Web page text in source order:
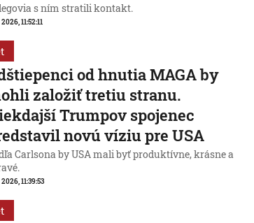
s ním stratili kontakt.
11:52:11
od hnutia MAGA by
založiť tretiu stranu.
Trumpov spojenec
novú víziu pre USA
Carlsona by USA mali byť produktívne, krásne a
11:39:53